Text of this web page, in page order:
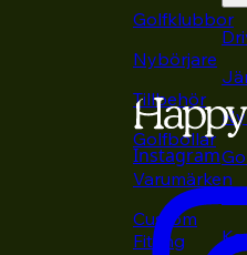
Golfklubbor
Nybörjare
Tillbehör
Golfbollar
Varumärken
Custom
Fitting
Instagram